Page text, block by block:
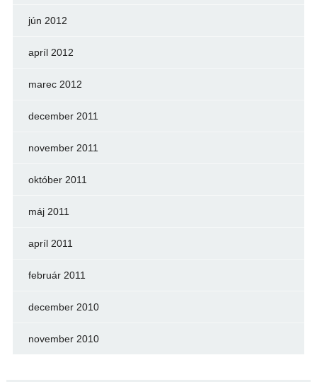
jún 2012
apríl 2012
marec 2012
december 2011
november 2011
október 2011
máj 2011
apríl 2011
február 2011
december 2010
november 2010